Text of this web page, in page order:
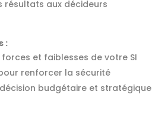
résultats aux décideurs
:
et faiblesses de votre SI
renforcer la sécurité
budgétaire et stratégique